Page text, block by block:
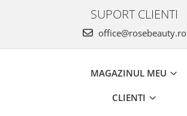
SUPORT CLIENTI
office@rosebeauty.ro
MAGAZINUL MEU
CLIENTI